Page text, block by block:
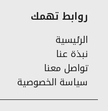
روابط تهمك
الرئيسية
نبذة عنا
تواصل معنا
سياسة الخصوصية